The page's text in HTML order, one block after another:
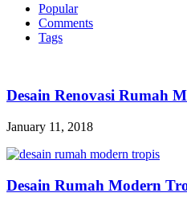
Popular
Comments
Tags
Desain Renovasi Rumah
January 11, 2018
Desain Rumah Modern